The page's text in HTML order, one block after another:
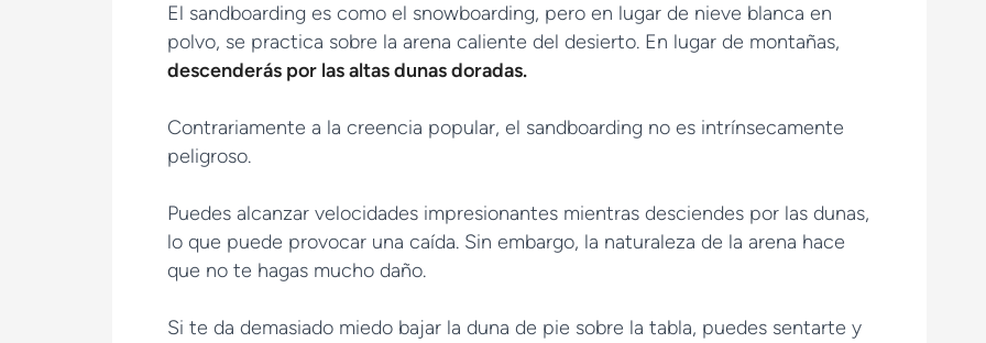
El sandboarding es como el snowboarding, pero en lugar de nieve blanca en
polvo, se practica sobre la arena caliente del desierto. En lugar de montañas,
descenderás por las altas dunas doradas.
Contrariamente a la creencia popular, el sandboarding no es intrínsecamente
peligroso.
Puedes alcanzar velocidades impresionantes mientras desciendes por las dunas,
lo que puede provocar una caída. Sin embargo, la naturaleza de la arena hace
que no te hagas mucho daño.
Si te da demasiado miedo bajar la duna de pie sobre la tabla, puedes sentarte y